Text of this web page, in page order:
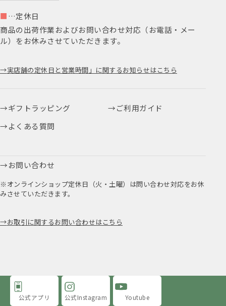
■ …定休日
商品の出荷作業およびお問い合わせ対応（お電話・メー
ル）をお休みさせていただきます。
実店舗の定休日と営業時間」に関するお知らせはこちら
ギフトラッピング
ご利用ガイド
よくある質問
お問い合わせ
※オンラインショップ定休日（火・土曜）は問い合わせ対応をお休
みさせていただきます。
お取引に関するお問い合わせはこちら
公式アプリ 公式Instagram Youtube